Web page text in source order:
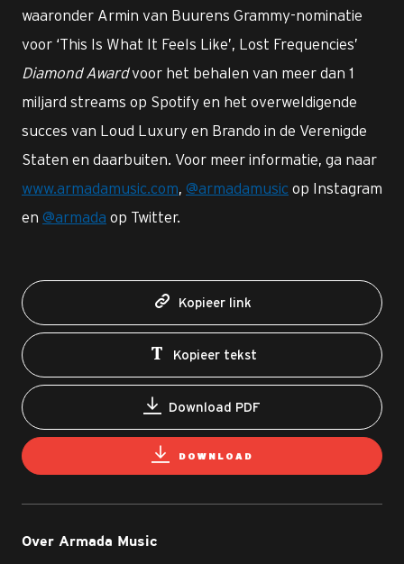
waaronder Armin van Buurens Grammy-nominatie
voor ‘This Is What It Feels Like’, Lost Frequencies’
Diamond Awardvoor het behalen van meer dan 1
miljard streams op Spotify en het overweldigende
succes van Loud Luxury en Brando in de Verenigde
Staten en daarbuiten. Voor meer informatie, ga naar
www.armadamusic.com, @armadamusic op Instagram
en @armada op Twitter.
Kopieer link
Kopieer tekst
Download PDF
DOWNLOAD
Over Armada Music